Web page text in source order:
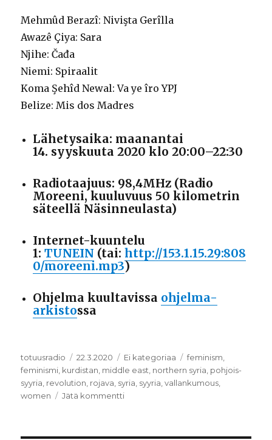
Mehmûd Berazî: Nivişta Gerîlla
Awazê Çiya: Sara
Njihe: Čađa
Niemi: Spiraalit
Koma Şehîd Newal: Va ye îro YPJ
Belize: Mis dos Madres
Lähetysaika: maanantai
14. syyskuuta 2020 klo 20:00–22:30
Radiotaajuus: 98,4MHz (Radio
Moreeni, kuuluvuus 50 kilometrin
säteellä Näsinneulasta)
Internet-kuuntelu
1:TUNEIN (tai:http://153.1.15.29:808
0/moreeni.mp3)
Ohjelma kuultavissa ohjelma-
arkistossa
Kirjoittaja
totuusradio Julkaistu
22.3.2020 Kategoriat
Ei kategoriaa Avainsanat
feminism,
feminismi, kurdistan, middle east, northern syria, pohjois-
syyria, revolution, rojava, syria, syyria,vallankumous,
women
Jätä kommentti
joined